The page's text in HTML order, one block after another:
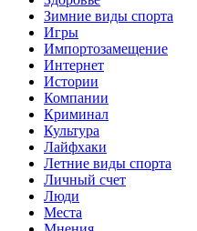
Зимние виды спорта
Игры
Импортозамещение
Интернет
Истории
Компании
Криминал
Культура
Лайфхаки
Летние виды спорта
Личный счет
Люди
Места